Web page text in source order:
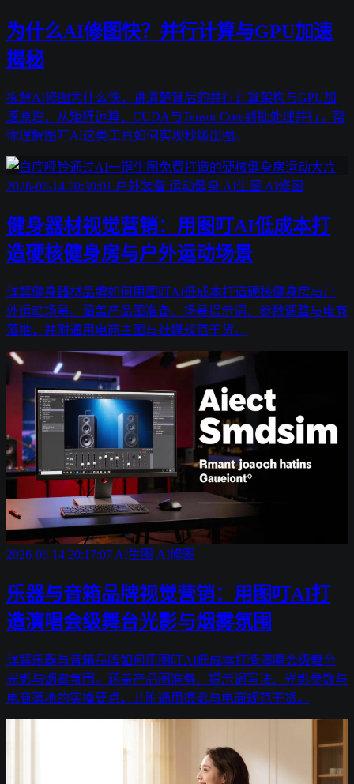
为什么AI修图快？并行计算与GPU加速
揭秘
拆解AI修图为什么快，讲清楚背后的并行计算架构与GPU加
速原理，从矩阵运算、CUDA与Tensor Core到批处理并行，帮
你理解图叮AI这类工具如何实现秒级出图。
2026-06-14 20:30:01 户外装备 运动健身 AI生图 AI修图
健身器材视觉营销：用图叮AI低成本打
造硬核健身房与户外运动场景
详解健身器材品牌如何用图叮AI低成本打造硬核健身房与户
外运动场景。涵盖产品图准备、场景提示词、参数调整与电商
落地，并附通用电商主图与社媒规范干货。
2026-06-14 20:17:07 AI生图 AI修图
乐器与音箱品牌视觉营销：用图叮AI打
造演唱会级舞台光影与烟雾氛围
详解乐器与音箱品牌如何用图叮AI低成本打造演唱会级舞台
光影与烟雾氛围。涵盖产品图准备、提示词写法、光影参数与
电商落地的实操要点，并附通用摄影与电商规范干货。